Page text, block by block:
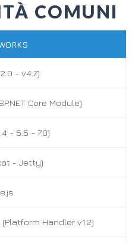
COMUNI
- v4.7)
Core Module)
- 5.5 - 7.0)
- Jetty)
Handler v1.2)